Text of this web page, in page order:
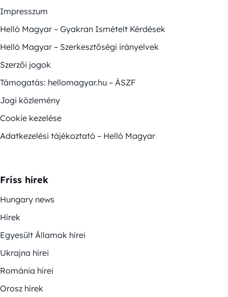
Impresszum
Helló Magyar – Gyakran Ismételt Kérdések
Helló Magyar – Szerkesztőségi irányelvek
Szerzői jogok
Támogatás: hellomagyar.hu – ÁSZF
Jogi közlemény
Cookie kezelése
Adatkezelési tájékoztató – Helló Magyar
Friss hírek
Hungary news
Hírek
Egyesült Államok hírei
Ukrajna hírei
Románia hírei
Orosz hírek